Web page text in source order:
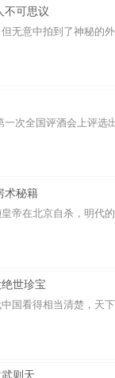
不可思议
无意中拍到了神秘的
次全国评酒会上评选
术秘籍
帝在北京自杀，明代
世珍宝
国看得相当清楚，天
则天